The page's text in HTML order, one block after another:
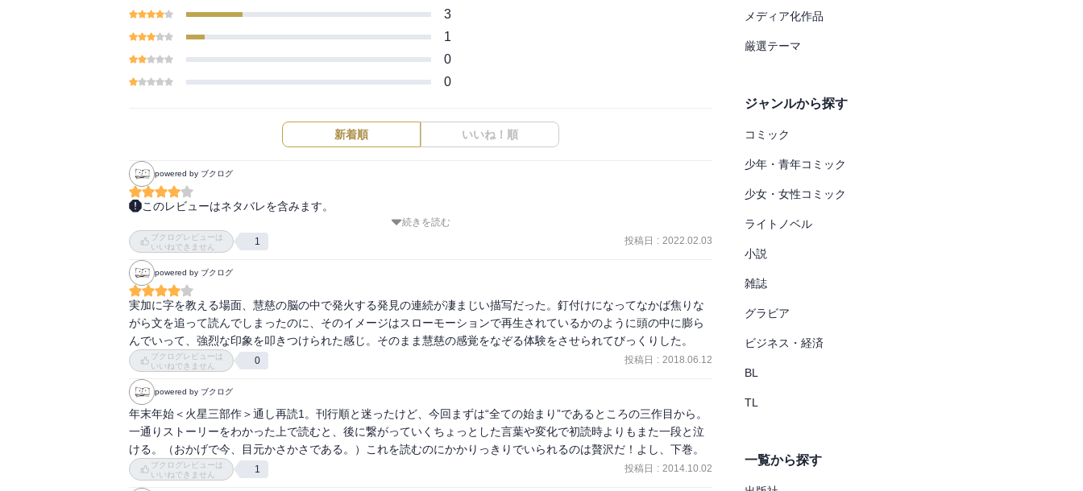
3
1
0
0
新着順 いいね！順
powered by ブクログ
このレビューはネタバレを含みます。
「こういう願いを一つひとつ叶えられるということ、それが生きているということなのだな、と。生きていくとい
うのは、ほんの些細な願いの積み重ねで成り立っているものなのだ・・・」
下巻が楽しみです。
続きを読む
ブクログレビューは
いいねできません
1 投稿日 : 2022.02.03
powered by ブクログ
実加に字を教える場面、慧慈の脳の中で発火する発見の連続が凄まじい描写だった。釘付けになってなかば焦りな
がら文を追って読んでしまったのに、そのイメージはスローモーションで再生されているかのように頭の中に膨ら
んでいって、強烈な印象を叩きつけられた感じ。そのまま慧慈の感覚をなぞる体験をさせられてびっくりした。
ブクログレビューは
いいねできません
0 投稿日 : 2018.06.12
powered by ブクログ
年末年始＜火星三部作＞通し再読1。刊行順と迷ったけど、今回まずは“全ての始まり”であるところの三作目から。
一通りストーリーをわかった上で読むと、後に繋がっていくちょっとした言葉や変化で初読時よりもまた一段と泣
ける。（おかげで今、目元かさかさである。）これを読むのにかかりっきりでいられるのは贅沢だ！よし、下巻。
ブクログレビューは
いいねできません
1 投稿日 : 2014.10.02
メディア化作品
厳選テーマ
ジャンルから探す
コミック
少年・青年コミック
少女・女性コミック
ライトノベル
小説
雑誌
グラビア
ビジネス・経済
BL
TL
一覧から探す